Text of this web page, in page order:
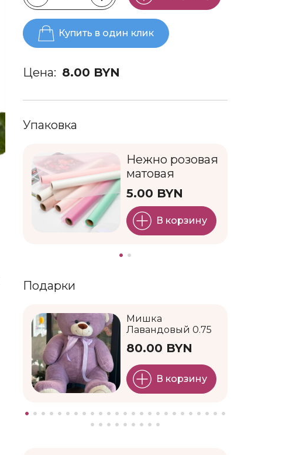
Ромашки
Тюльпаны
Упаковка
Эустомы
Купить в один клик
Цена: 8.00 BYN
Упаковка
Нежно розовая
матовая
5.00 BYN
В корзину
Подарки
Мишка
Лавандовый 0.75
80.00 BYN
В корзину